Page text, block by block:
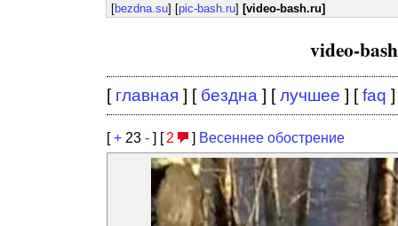
[bezdna.su] [pic-bash.ru] [video-bash.ru]
video-
[ главная ] [ бездна ] [лучшее ] [faq ]
[+ 23 - ] [ 2 ] Весеннее обострение